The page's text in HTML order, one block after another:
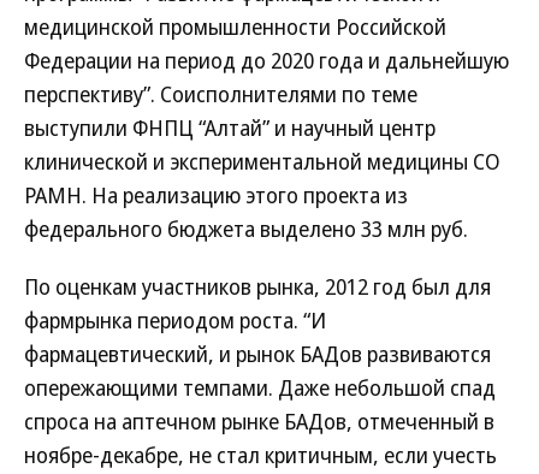
медицинской промышленности Российской
Федерации на период до 2020 года и дальнейшую
перспективу”. Соисполнителями по теме
выступили ФНПЦ “Алтай” и научный центр
клинической и экспериментальной медицины СО
РАМН. На реализацию этого проекта из
федерального бюджета выделено 33 млн руб.
По оценкам участников рынка, 2012 год был для
фармрынка периодом роста. “И
фармацевтический, и рынок БАДов развиваются
опережающими темпами. Даже небольшой спад
спроса на аптечном рынке БАДов, отмеченный в
ноябре-декабре, не стал критичным, если учесть